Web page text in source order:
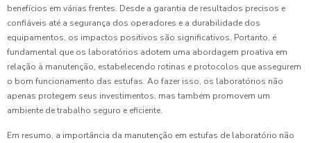
benefícios em várias frentes. Desde a garantia de resultados precisos e
confiáveis até a segurança dos operadores e a durabilidade dos
equipamentos, os impactos positivos são significativos. Portanto, é
fundamental que os laboratórios adotem uma abordagem proativa em
relação à manutenção, estabelecendo rotinas e protocolos que assegurem
o bom funcionamento das estufas. Ao fazer isso, os laboratórios não
apenas protegem seus investimentos, mas também promovem um
ambiente de trabalho seguro e eficiente.
Em resumo, a importância da manutenção em estufas de laboratório não